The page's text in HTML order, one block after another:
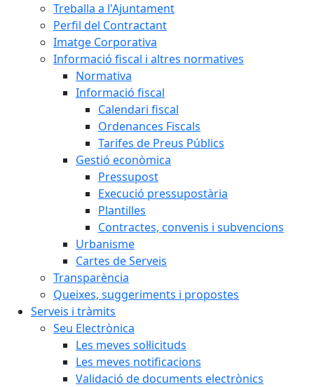
Treballa a l'Ajuntament
Perfil del Contractant
Imatge Corporativa
Informació fiscal i altres normatives
Normativa
Informació fiscal
Calendari fiscal
Ordenances Fiscals
Tarifes de Preus Públics
Gestió econòmica
Pressupost
Execució pressupostària
Plantilles
Contractes, convenis i subvencions
Urbanisme
Cartes de Serveis
Transparència
Queixes, suggeriments i propostes
Serveis i tràmits
Seu Electrònica
Les meves sol·licituds
Les meves notificacions
Validació de documents electrònics